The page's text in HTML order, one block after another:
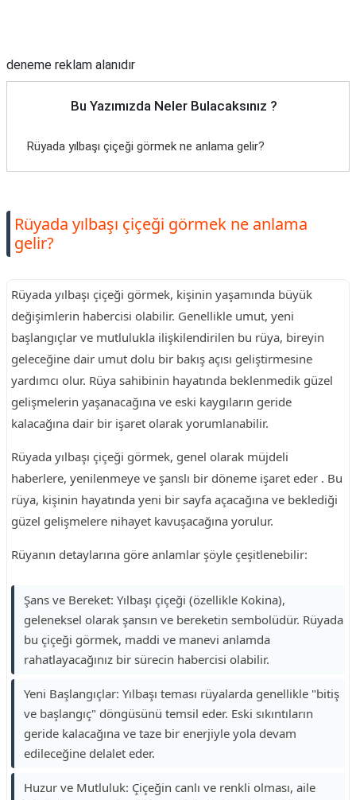
deneme reklam alanıdır
Bu Yazımızda Neler Bulacaksınız ?
Rüyada yılbaşı çiçeği görmek ne anlama gelir?
Rüyada yılbaşı çiçeği görmek ne anlama
gelir?
Rüyada yılbaşı çiçeği görmek, kişinin yaşamında büyük
değişimlerin habercisi olabilir. Genellikle umut, yeni
başlangıçlar ve mutlulukla ilişkilendirilen bu rüya, bireyin
geleceğine dair umut dolu bir bakış açısı geliştirmesine
yardımcı olur. Rüya sahibinin hayatında beklenmedik güzel
gelişmelerin yaşanacağına ve eski kaygıların geride
kalacağına dair bir işaret olarak yorumlanabilir.
Rüyada yılbaşı çiçeği görmek, genel olarak müjdeli
haberlere, yenilenmeye ve şanslı bir döneme işaret eder . Bu
rüya, kişinin hayatında yeni bir sayfa açacağına ve beklediği
güzel gelişmelere nihayet kavuşacağına yorulur.
Rüyanın detaylarına göre anlamlar şöyle çeşitlenebilir:
Şans ve Bereket: Yılbaşı çiçeği (özellikle Kokina),
geleneksel olarak şansın ve bereketin sembolüdür. Rüyada
bu çiçeği görmek, maddi ve manevi anlamda
rahatlayacağınız bir sürecin habercisi olabilir.
Yeni Başlangıçlar: Yılbaşı teması rüyalarda genellikle "bitiş
ve başlangıç" döngüsünü temsil eder. Eski sıkıntıların
geride kalacağına ve taze bir enerjiyle yola devam
edileceğine delalet eder.
Huzur ve Mutluluk: Çiçeğin canlı ve renkli olması, aile